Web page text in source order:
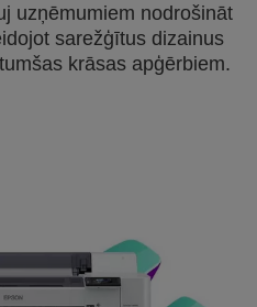
uzņēmumiem nodrošināt
sarežģītus dizainus
krāsas apģērbiem.